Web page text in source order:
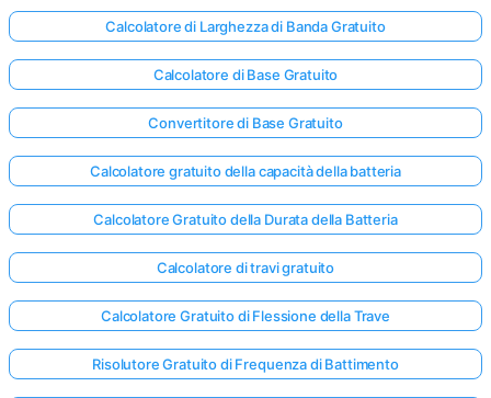
Calcolatore di Larghezza di Banda Gratuito
Calcolatore di Base Gratuito
Convertitore di Base Gratuito
Calcolatore gratuito della capacità della batteria
Calcolatore Gratuito della Durata della Batteria
Calcolatore di travi gratuito
Calcolatore Gratuito di Flessione della Trave
Risolutore Gratuito di Frequenza di Battimento